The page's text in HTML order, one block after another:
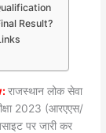
Result?
राजस्थान लोक सेवा
2023 (आरएएस/
पर जारी कर